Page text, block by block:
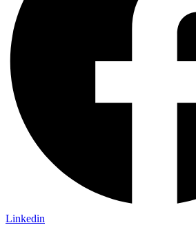
Linkedin